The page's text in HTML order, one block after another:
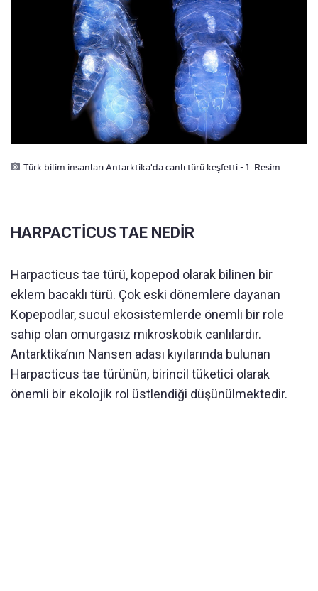
Türk bilim insanları Antarktika'da canlı türü keşfetti - 1. Resim
HARPACTİCUS TAE NEDİR
Harpacticus tae türü, kopepod olarak bilinen bir
eklem bacaklı türü. Çok eski dönemlere dayanan
Kopepodlar, sucul ekosistemlerde önemli bir role
sahip olan omurgasız mikroskobik canlılardır.
Antarktika’nın Nansen adası kıyılarında bulunan
Harpacticus tae türünün, birincil tüketici olarak
önemli bir ekolojik rol üstlendiği düşünülmektedir.